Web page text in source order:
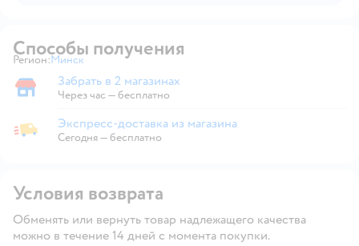
Способы получения
Регион: Выбор адреса доставки.
Минск
Забрать в магазине
Забрать в 2 магазинах
Через час — бесплатно
Экспресс-доставка из магазина
Экспресс-доставка из магазина
Сегодня—бесплатно
Условия возврата
Обменять или вернуть товар надлежащего качества
можно в течение 14 дней с момента покупки.